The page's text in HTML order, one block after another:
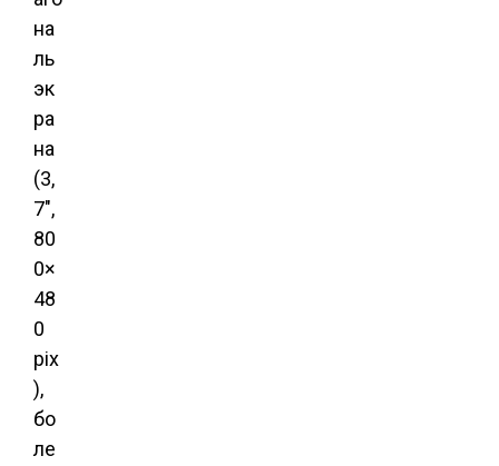
на
ль
эк
ра
на
(3,
7″,
80
0×
48
0
pix
),
бо
ле